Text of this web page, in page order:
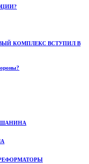
КОМПЛЕКС ВСТУПИЛ В